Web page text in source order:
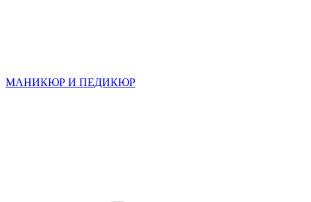
МАНИКЮР И ПЕДИКЮР